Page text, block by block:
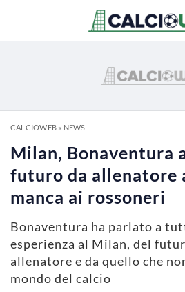
CALCIOWEB» NEWS
Milan, Bonaventura
futuro da allenatore
manca ai rossoneri
Bonaventura ha parlato a
esperienza al Milan, del
allenatore e da quello che
mondo del calcio